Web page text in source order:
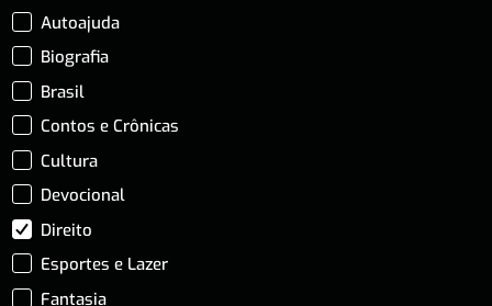
Autoajuda
Biografia
Brasil
Contos e Crônicas
Cultura
Devocional
Direito
Esportes e Lazer
Fantasia